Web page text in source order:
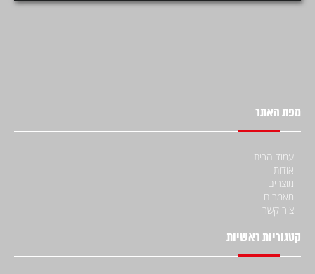
מפת האתר
עמוד הבית
אודות
מוצרים
מאמרים
צור קשר
קטגוריות ראשיות